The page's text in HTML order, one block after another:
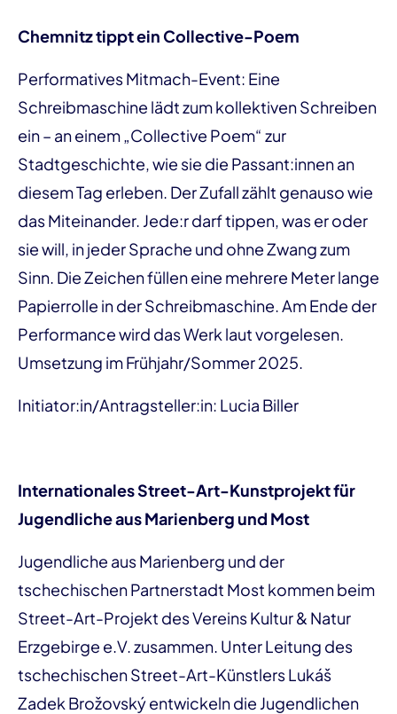
Chemnitz tippt ein Collective-Poem
Performatives Mitmach-Event: Eine
Schreibmaschine lädt zum kollektiven Schreiben
ein – an einem „Collective Poem“ zur
Stadtgeschichte, wie sie die Passant:innen an
diesem Tag erleben. Der Zufall zählt genauso wie
das Miteinander. Jede:r darf tippen, was er oder
sie will, in jeder Sprache und ohne Zwang zum
Sinn. Die Zeichen füllen eine mehrere Meter lange
Papierrolle in der Schreibmaschine. Am Ende der
Performance wird das Werk laut vorgelesen.
Umsetzung im Frühjahr/Sommer 2025.
Initiator:in/Antragsteller:in: Lucia Biller
Internationales Street-Art-Kunstprojekt für
Jugendliche aus Marienberg und Most
Jugendliche aus Marienberg und der
tschechischen Partnerstadt Most kommen beim
Street-Art-Projekt des Vereins Kultur & Natur
Erzgebirge e.V. zusammen. Unter Leitung des
tschechischen Street-Art-Künstlers Lukáš
Zadek Brožovský entwickeln die Jugendlichen